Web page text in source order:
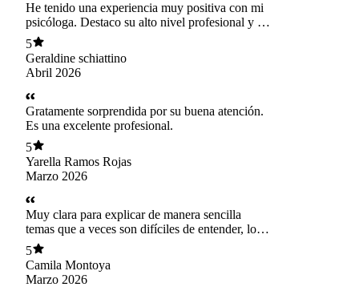
He tenido una experiencia muy positiva con mi
psicóloga. Destaco su alto nivel profesional y su
enfoque directo, lo que ha sido clave en mi
proceso. Me ha ayudado significativamente a
dejar conductas negativas, entregándome
herramientas concretas para gestionar mis
emociones y fortalecer mis juicios de realidad.
Valoro especialmente que, en determinadas
ocasiones, haya sido firme en su
retroalimentación, sin justificar mis conductas
cuando no correspondía. Ese enfoque me
permitió tomar mayor conciencia y avanzar de
manera real en mis cambios personales. En
general, considero que su atención ha sido de
gran impacto y muy efectiva en mi proceso
terapéutico.
5
Geraldine schiattino
Abril 2026
Gratamente sorprendida por su buena atención.
Es una excelente profesional.
5
Yarella Ramos Rojas
Marzo 2026
Muy clara para explicar de manera sencilla
temas que a veces son difíciles de entender, lo
que ayuda a avanzar. Sabe sostener el espacio
terapéutico. Agradezco la forma cercana con la
que trabaja.
5
Camila Montoya
Marzo 2026